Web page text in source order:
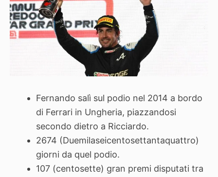
Fernando salì sul podio nel 2014 a bordo
di Ferrari in Ungheria, piazzandosi
secondo dietro a Ricciardo.
2674 (Duemilaseicentosettantaquattro)
giorni da quel podio.
107 (centosette) gran premi disputati tra